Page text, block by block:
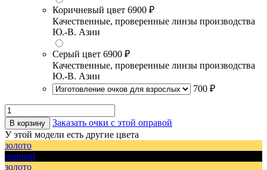
Коричневый цвет 6900 ₽
Качественные, проверенные линзы производства
Ю.-В. Азии
Серый цвет 6900 ₽
Качественные, проверенные линзы производства
Ю.-В. Азии
700 ₽
В корзину
Заказать очки с этой оправой
У этой модели есть другие цвета
золото
черный
золото